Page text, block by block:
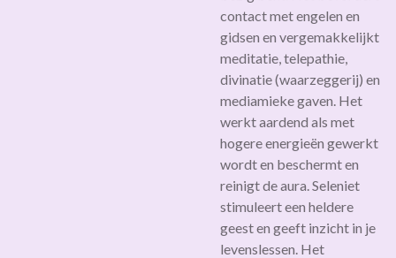
contact met engelen en
gidsen en vergemakkelijkt
meditatie, telepathie,
divinatie (waarzeggerij) en
mediamieke gaven. Het
werkt aardend als met
hogere energieën gewerkt
wordt en beschermt en
reinigt de aura. Seleniet
stimuleert een heldere
geest en geeft inzicht in je
levenslessen. Het